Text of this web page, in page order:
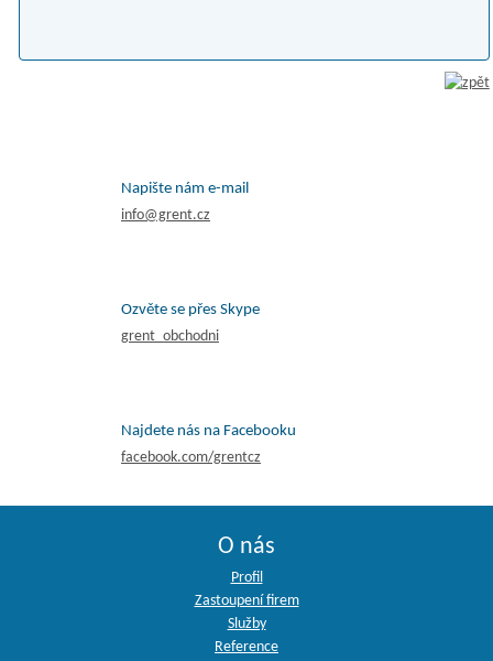
Napište nám e-mail
info@grent.cz
Ozvěte se přes Skype
grent_obchodni
Najdete nás na Facebooku
facebook.com/grentcz
O nás
Profil
Zastoupení firem
Služby
Reference